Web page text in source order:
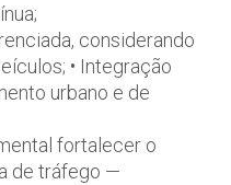
considerando
• Integração
urbano e de
fortalecer o
de tráfego —